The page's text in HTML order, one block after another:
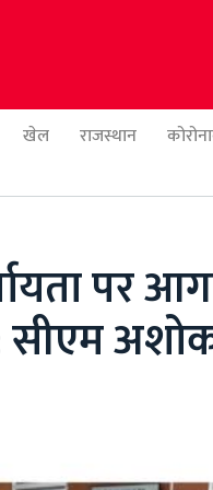
खेल राजस्थान
पर
सीएम